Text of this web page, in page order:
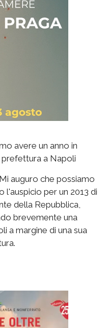
avere un anno in
prefettura a Napoli
auguro che possiamo
l'auspicio per un 2013 di
della Repubblica,
brevemente una
a margine di una sua